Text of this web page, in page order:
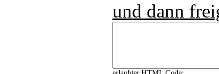
und dann